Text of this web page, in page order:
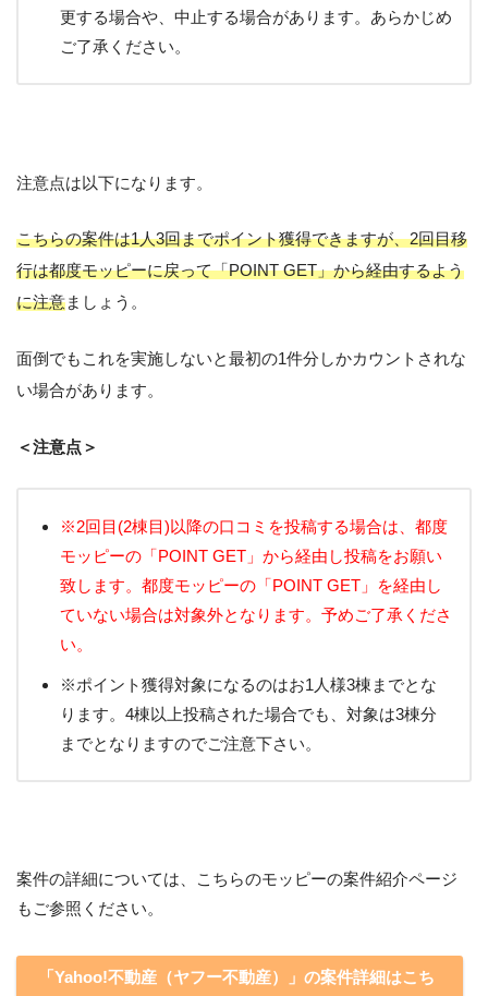
更する場合や、中止する場合があります。あらかじめ
ご了承ください。
注意点は以下になります。
こちらの案件は1人3回までポイント獲得できますが、2回目移
行は都度モッピーに戻って「POINT GET」から経由するよう
に注意ましょう。
面倒でもこれを実施しないと最初の1件分しかカウントされな
い場合があります。
＜注意点＞
※2回目(2棟目)以降の口コミを投稿する場合は、都度
モッピーの「POINT GET」から経由し投稿をお願い
致します。都度モッピーの「POINT GET」を経由し
ていない場合は対象外となります。予めご了承くださ
い。
※ポイント獲得対象になるのはお1人様3棟までとな
ります。4棟以上投稿された場合でも、対象は3棟分
までとなりますのでご注意下さい。
案件の詳細については、こちらのモッピーの案件紹介ページ
もご参照ください。
「Yahoo!不動産（ヤフー不動産）」の案件詳細はこち